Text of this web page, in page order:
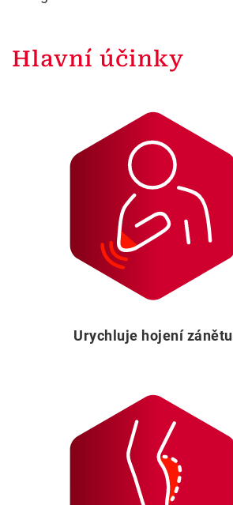
Hlavní účinky
Urychluje hojení zánětu